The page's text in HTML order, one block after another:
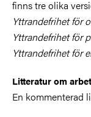
finns tre olika
Yttrandefrihet för
Yttrandefrihet för
Yttrandefrihet för
Litteratur om
En kommenterad